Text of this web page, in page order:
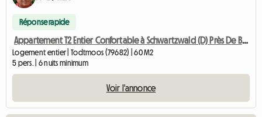
Réponse rapide
Appartement T2 Entier Confortable à Schwartzwald (D) Près De Bâle
Logement entier | Todtmoos (79682) | 60 M2
5 pers. | 6 nuits minimum
Voir l'annonce